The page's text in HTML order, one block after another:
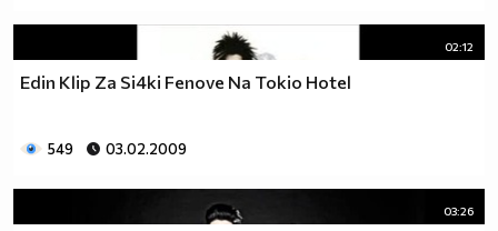
02:12
Edin Klip Za Si4ki Fenove Na Tokio Hotel
549 03.02.2009
03:26